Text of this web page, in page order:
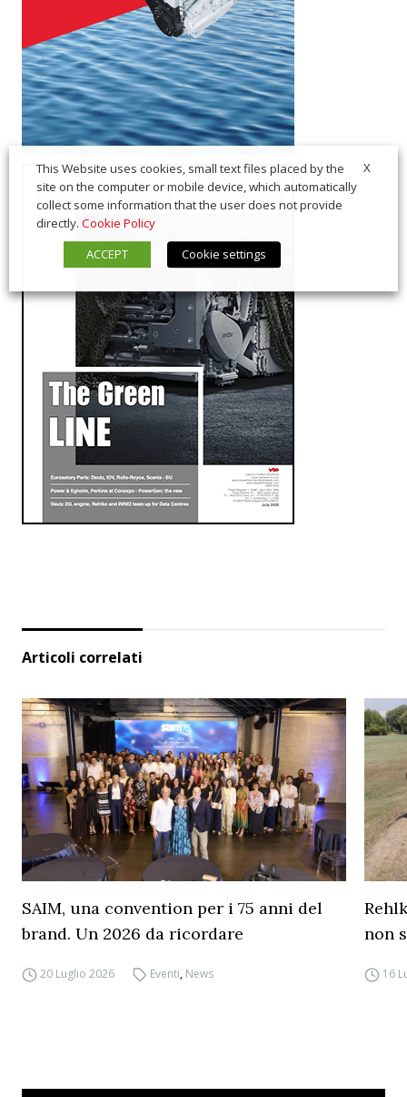
Articoli correlati
SAIM, una convention per i 75 anni del
brand. Un 2026 da ricordare
20 Luglio 2026 Eventi, News
non
16
X
This Website uses cookies, small text files placed by the
site on the computer or mobile device, which automatically
collect some information that the user does not provide
directly. Cookie Policy
ACCEPT
Cookie settings